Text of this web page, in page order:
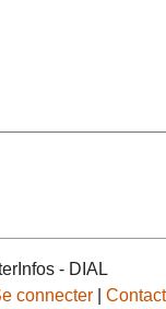
- DIAL
connecter Contact